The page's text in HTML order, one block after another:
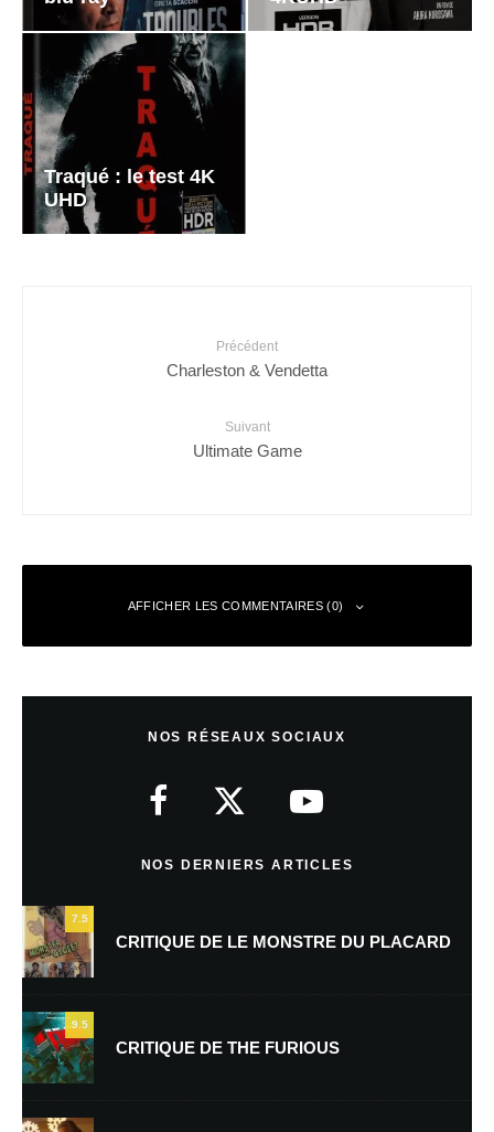
Traqué : le test 4K
UHD
Précédent
Charleston & Vendetta
Suivant
Ultimate Game
AFFICHER LES COMMENTAIRES (0)
Nom*
NOS RÉSEAUX SOCIAUX
NOS DERNIERS ARTICLES
7.5
CRITIQUE DE LE MONSTRE DU PLACARD
9.5
CRITIQUE DE THE FURIOUS